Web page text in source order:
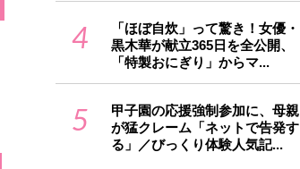
4
「ほぼ自炊」って驚き！女優・
黒木華が献立365日を全公開、
「特製おにぎり」からマ...
5
甲子園の応援強制参加に、母親
が猛クレーム「ネットで告発す
る」／びっくり体験人気記...